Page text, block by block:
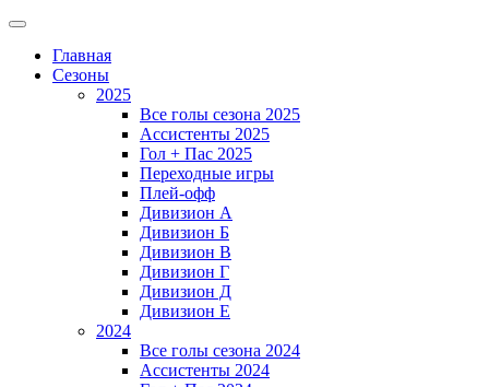
Главная
Сезоны
2025
Все голы сезона 2025
Ассистенты 2025
Гол + Пас 2025
Переходные игры
Плей-офф
Дивизион A
Дивизион Б
Дивизион В
Дивизион Г
Дивизион Д
Дивизион Е
2024
Все голы сезона 2024
Ассистенты 2024